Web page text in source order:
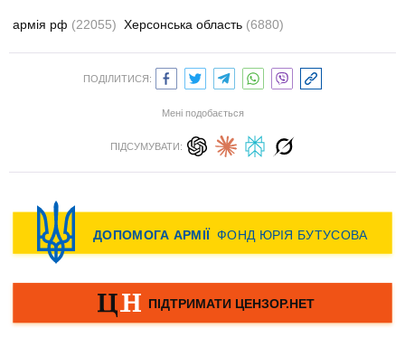
армія рф (22055) Херсонська область (6880)
ПОДІЛИТИСЯ:
Мені подобається
ПІДСУМУВАТИ: